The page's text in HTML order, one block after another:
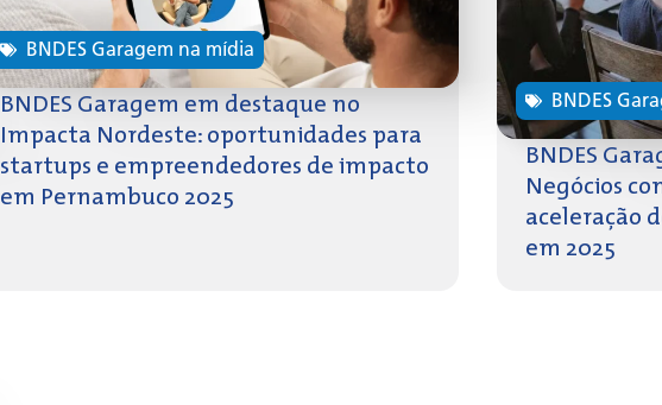
BNDES Garagem na mídia
BNDES Garagem em destaque no
Impacta Nordeste: oportunidades para
startups e empreendedores de impacto
em Pernambuco 2025
BNDES
BNDES
Negócios
aceleração
em 2025